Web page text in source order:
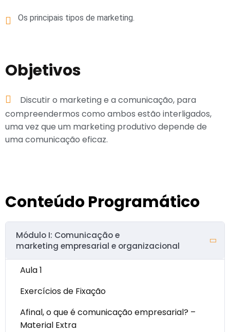
Os principais tipos de marketing.
Objetivos
Discutir o marketing e a comunicação, para
compreendermos como ambos estão interligados,
uma vez que um marketing produtivo depende de
uma comunicação eficaz.
Conteúdo Programático
Módulo I: Comunicação e
marketing empresarial e organizacional
Aula 1
Exercícios de Fixação
Afinal, o que é comunicação empresarial? –
Material Extra